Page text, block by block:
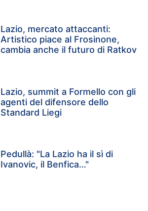
Lazio, mercato attaccanti:
Artistico piace al Frosinone,
cambia anche il futuro di Ratkov
Lazio, summit a Formello con gli
agenti del difensore dello
Standard Liegi
Pedullà: "La Lazio ha il sì di
Ivanovic, il Benfica…"